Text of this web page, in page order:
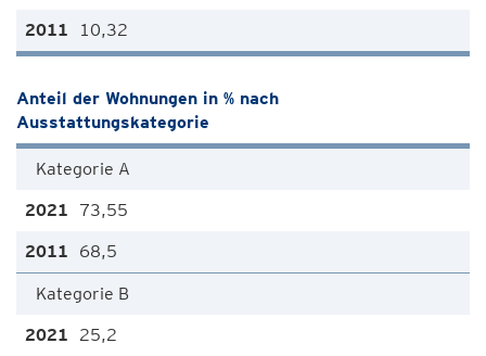
10,32
Anteil der Wohnungen in % nach
Ausstattungskategorie
Kategorie A
73,55
68,5
Kategorie B
25,2